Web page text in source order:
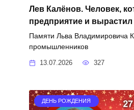
Лев Калёнов. Человек,
предприятие и вырастил
Памяти Льва Владимировича
промышленников
13.07.2026 327
ДЕНЬ РОЖДЕНИЯ